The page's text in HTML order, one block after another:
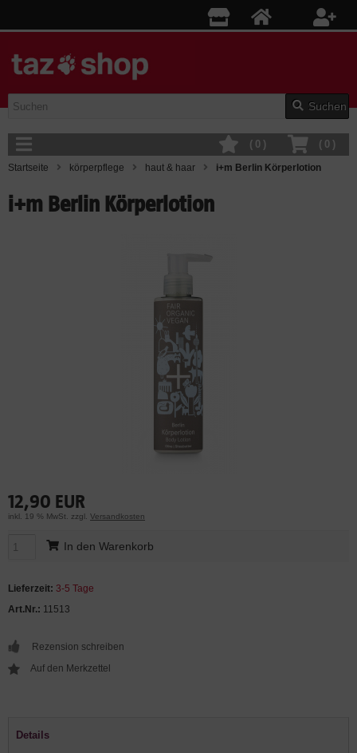
Suchen
( 0 )
( 0 )
Startseite körperpflege haut & haar i+m Berlin Körperlotion
i+m Berlin Körperlotion
12,90 EUR
inkl. 19 % MwSt. zzgl. Versandkosten
In den Warenkorb
Lieferzeit: 3-5 Tage
Art.Nr.: 11513
Rezension schreiben
Details